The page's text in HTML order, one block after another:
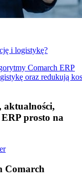
i logistykę?
Comarch ERP
oraz redukują
aktualności,
prosto na
Comarch